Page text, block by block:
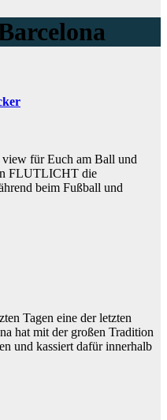
für Euch am Ball und
FLUTLICHT die
beim Fußball und
Tagen eine der letzten
hat mit der großen Tradition
und kassiert dafür innerhalb